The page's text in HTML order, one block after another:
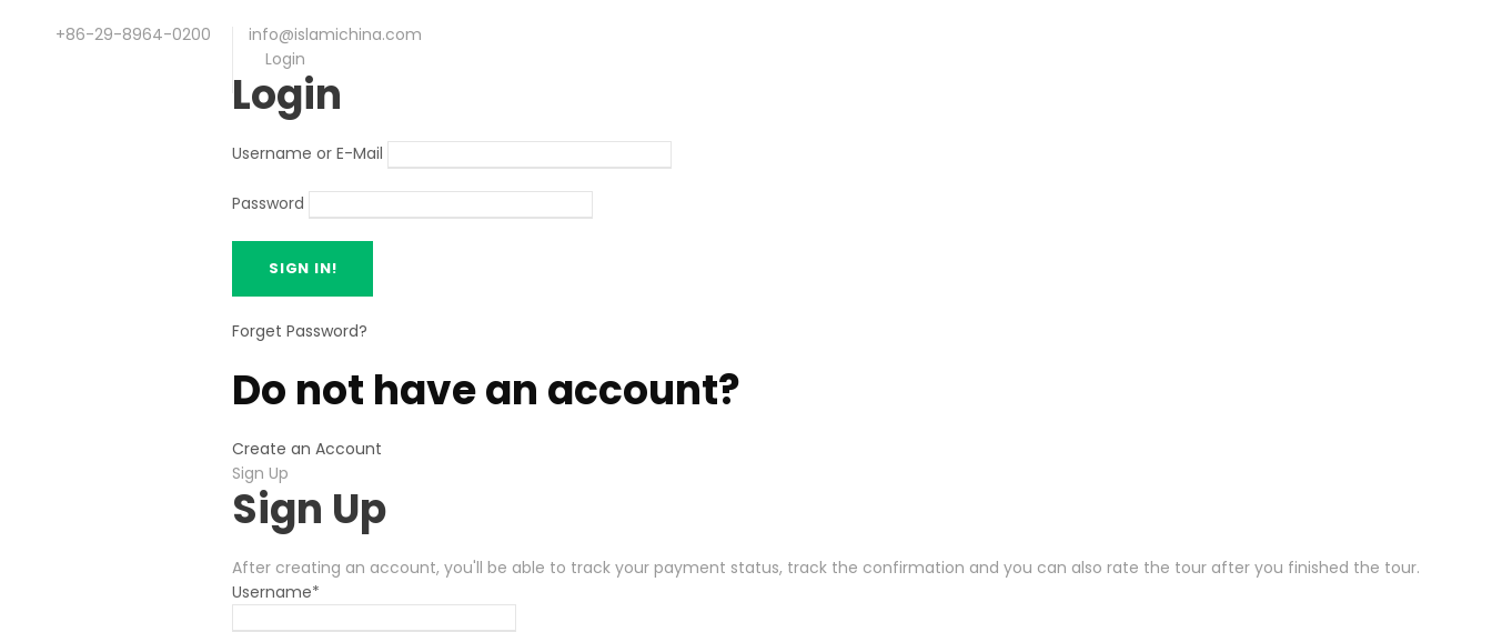
+86-29-8964-0200
info@islamichina.com
Login
Login
Username or E-Mail
Password
Forget Password?
Do not have an account?
Create an Account
Sign Up
Sign Up
After creating an account, you'll be able to track your payment status, track the confirmation and you can also rate the tour after you finished the tour.
Username*